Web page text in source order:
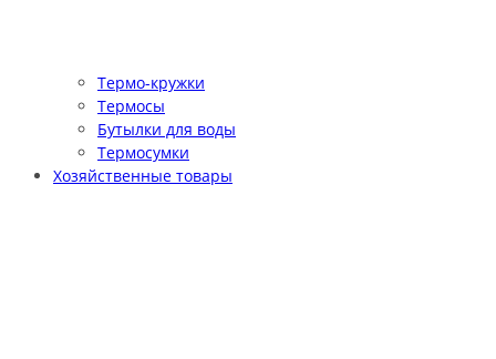
Термо-кружки
Термосы
Бутылки для воды
Термосумки
Хозяйственные товары